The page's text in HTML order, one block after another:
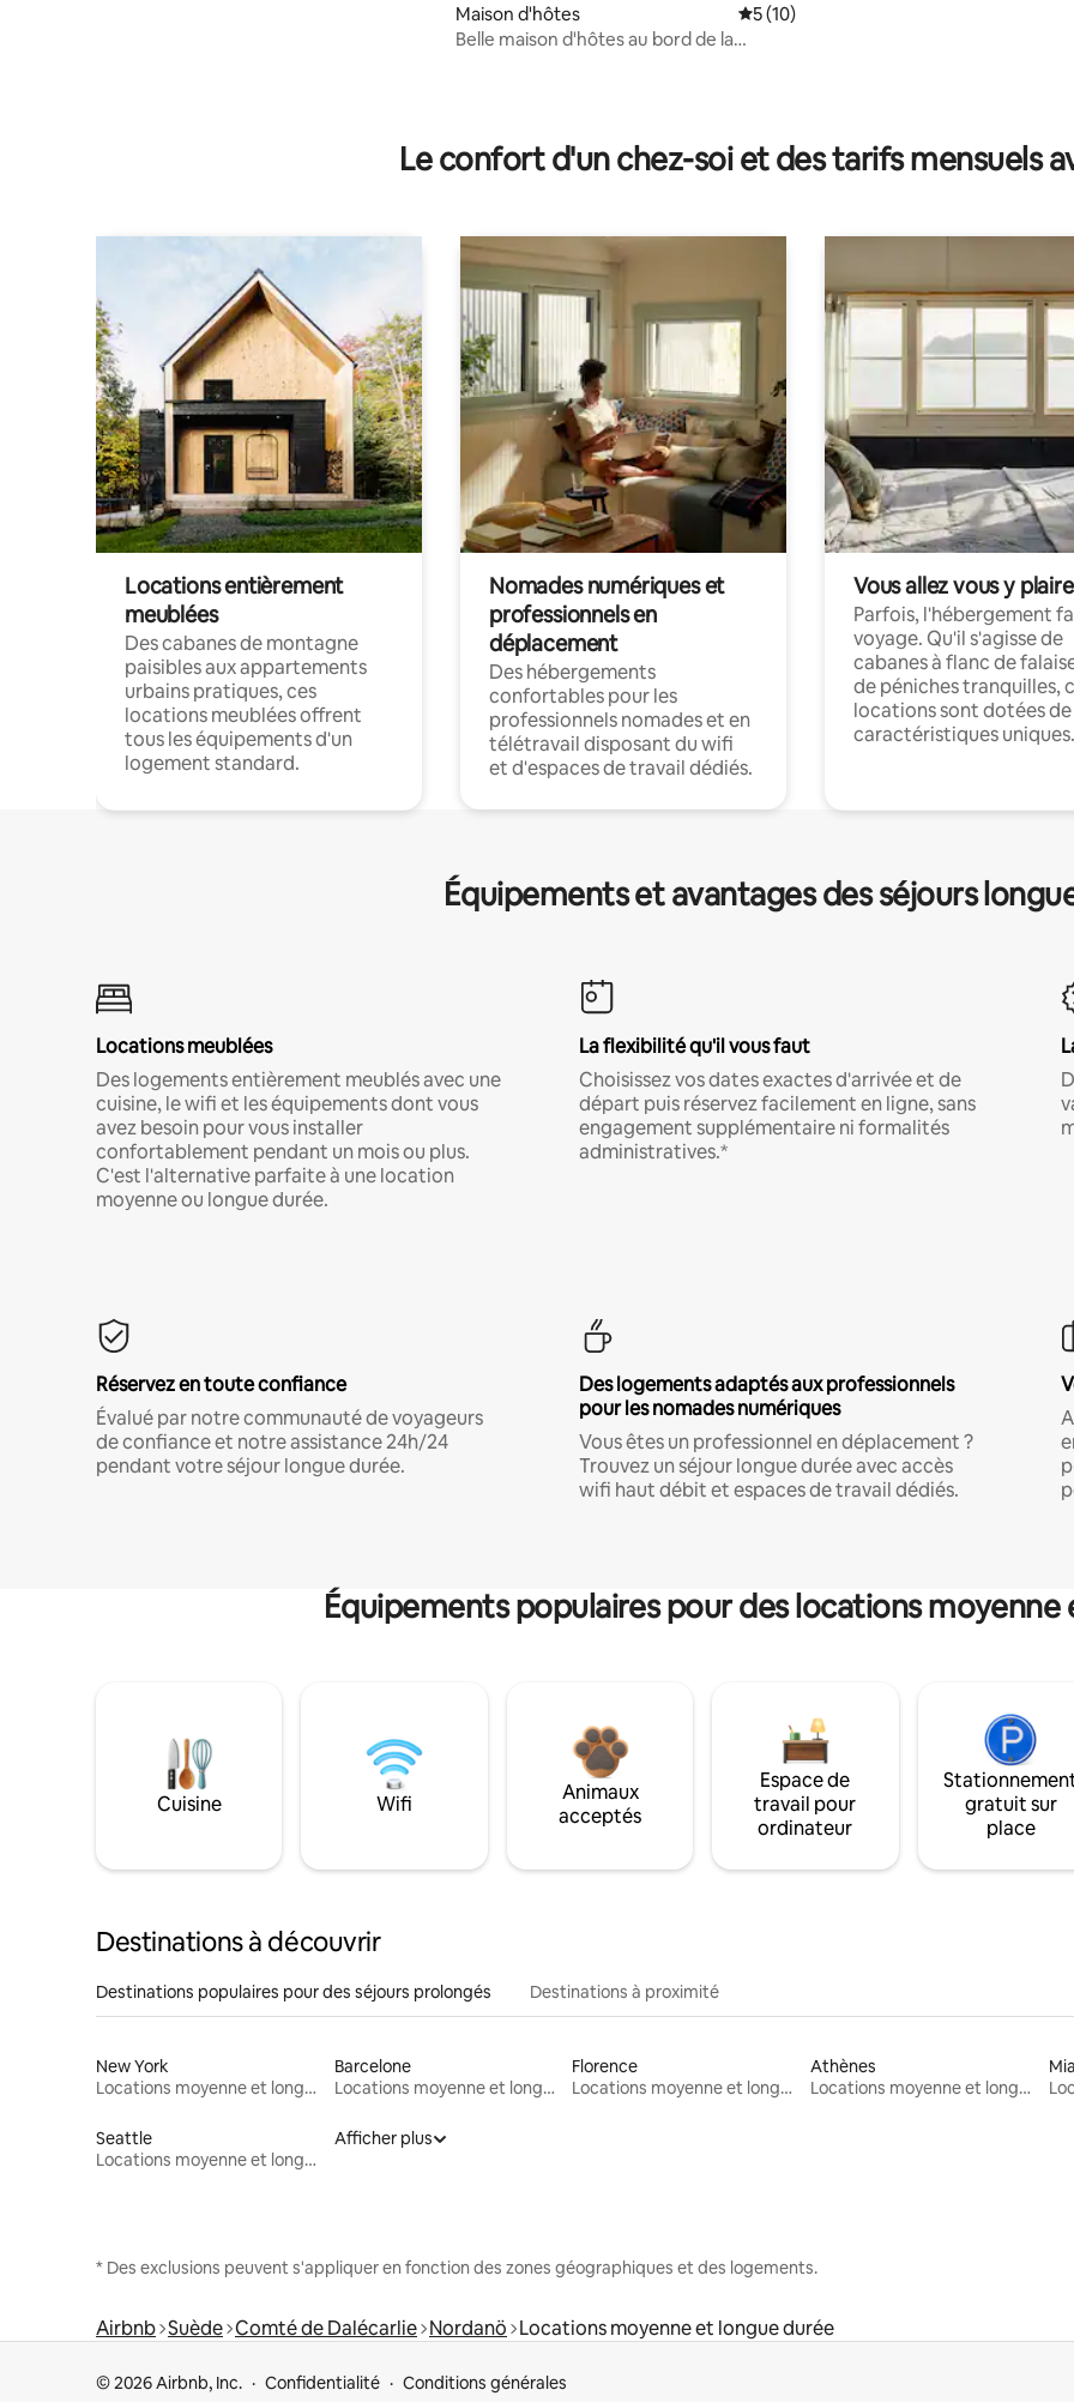
Maison d'hôtes Évaluation moyenne sur la base de 10
5 (10)
Belle maison d'hôtes au bord de la
Le confort d'un chez-soi et des tarifs mensuels
Locations entièrement
meublées
Des cabanes de montagne
paisibles aux appartements
urbains pratiques, ces
locations meublées offrent
tous les équipements d'un
logement standard.
Nomades numériques et
professionnels en
déplacement
Des hébergements
confortables pour les
professionnels nomades et en
télétravail disposant du wifi
et d'espaces de travail dédiés.
Vous allez vous y plaire
Parfois, l'hébergement
voyage. Qu'il s'agisse de
cabanes à flanc de
de péniches tranquilles,
locations sont dotées de
caractéristiques uniques.
Équipements et avantages des séjours
Locations meublées
Des logements entièrement meublés avec une
cuisine, le wifi et les équipements dont vous
avez besoin pour vous installer
confortablement pendant un mois ou plus.
C'est l'alternative parfaite à une location
moyenne ou longue durée.
La flexibilité qu'il vous faut
Choisissez vos dates exactes d'arrivée et de
départ puis réservez facilement en ligne, sans
engagement supplémentaire ni formalités
administratives.*
Réservez en toute confiance
Évalué par notre communauté de voyageurs
de confiance et notre assistance 24h/24
pendant votre séjour longue durée.
Des logements adaptés aux professionnels
pour les nomades numériques
Vous êtes un professionnel en déplacement ?
Trouvez un séjour longue durée avec accès
wifi haut débit et espaces de travail dédiés.
Équipements populaires pour des locations
Cuisine Wifi
Animaux
acceptés
Espace de
travail pour
ordinateur
gratuit sur
place
Destinations à découvrir
Destinations populaires pour des séjours prolongés Destinations à proximité
New York
Locations moyenne et longue durée
Barcelone
Locations moyenne et longue durée
Florence
Locations moyenne et longue durée
Athènes
Locations moyenne et longue durée
Seattle
Locations moyenne et longue durée
Afficher plus
* Des exclusions peuvent s'appliquer en fonction des zones géographiques et des logements.
Airbnb Suède Comté de Dalécarlie Nordanö Locations moyenne et longue durée
© 2026 Airbnb, Inc. Confidentialité Conditions générales